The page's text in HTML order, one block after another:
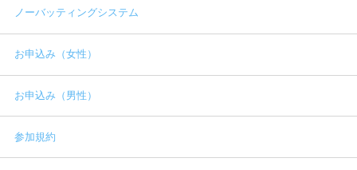
ノーバッティングシステム
お申込み（女性）
お申込み（男性）
参加規約